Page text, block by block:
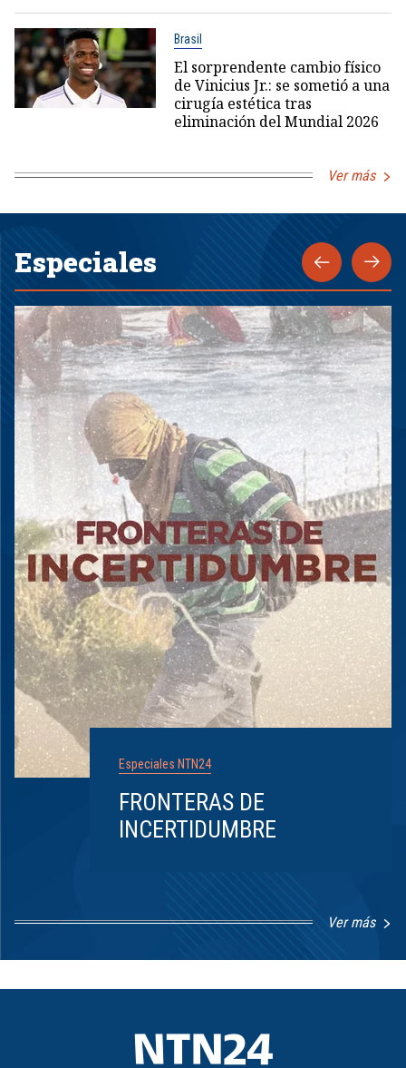
Brasil
El sorprendente cambio físico
de Vinicius Jr.: se sometió a una
cirugía estética tras
eliminación del Mundial 2026
Ver más
Especiales
Especiales NTN24
FRONTERAS DE
INCERTIDUMBRE
Ver más
8